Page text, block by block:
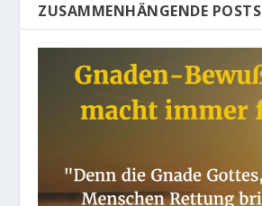
ZUSAMMENHÄNGENDE POSTS